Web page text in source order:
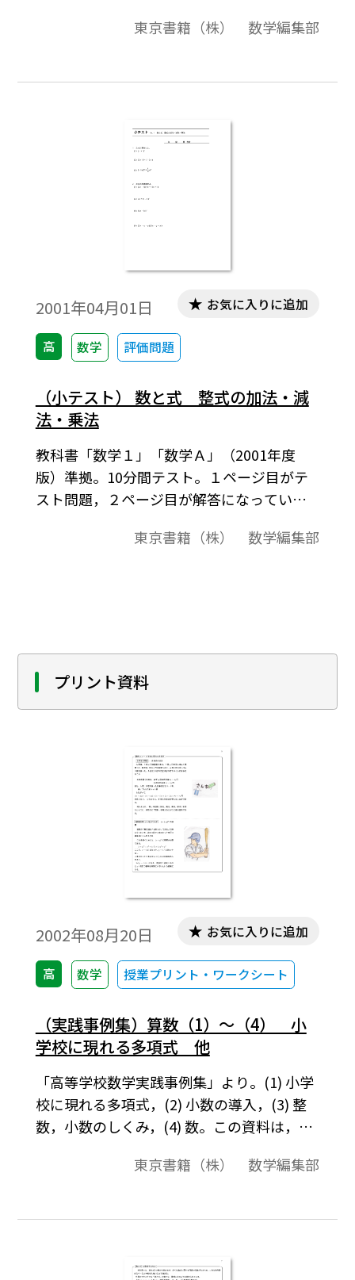
東京書籍（株） 数学編集部
2001年04月01日
高 数学 評価問題
お気に入りに追加
（小テスト） 数と式 整式の加法・減
法・乗法
教科書「数学１」「数学Ａ」（2001年度
版）準拠。10分間テスト。１ページ目がテ
スト問題，２ページ目が解答になっていま
東京書籍（株） 数学編集部
プリント資料
2002年08月20日
高 数学 授業プリント・ワークシート
お気に入りに追加
（実践事例集）算数（1）～（4） 小
学校に現れる多項式 他
「高等学校数学実践事例集」より。(1) 小学
校に現れる多項式，(2) 小数の導入，(3) 整
数，小数のしくみ，(4) 数。この資料は，高
いろいろな角度から解説をしたものです。そ
コメント，中学校の復習，発展的内容，教
ものです。各内容は１ページにまとまってい
東京書籍（株） 数学編集部